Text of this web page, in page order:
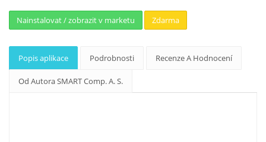
Nainstalovat / zobrazit v marketu Zdarma
Popis aplikace Podrobnosti Recenze A Hodnocení
Od Autora SMART Comp. A. S.